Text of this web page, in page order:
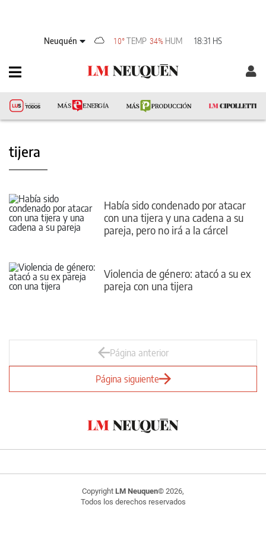
Neuquén 10° TEMP 34% HUM 18:31 HS
tijera
Había sido condenado por atacar
con una tijera y una cadena a su
pareja, pero no irá a la cárcel
Violencia de género: atacó a su ex
pareja con una tijera
Página anterior
Página siguiente
Copyright LM Neuquen© 2026,
Todos los derechos reservados